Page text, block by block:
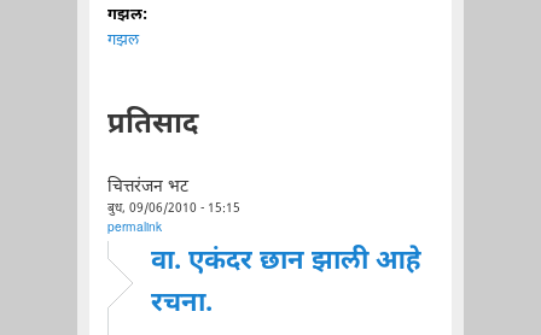
गझल:
गझल
प्रतिसाद
चित्तरंजन भट
बुध, 09/06/2010 - 15:15
permalink
वा. एकंदर छान झाली आहे
रचना.